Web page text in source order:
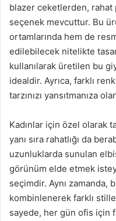
blazer ceketlerden,
seçenek mevcuttur. Bu
ortamlarında hem de
edilebilecek nitelikte
kullanılarak üretilen bu
idealdir. Ayrıca, farklı
tarzınızı yansıtmanıza
Kadınlar için özel olarak
yanı sıra rahatlığı da
uzunluklarda sunulan
görünüm elde etmek
seçimdir. Aynı zamanda,
kombinlenerek farklı
sayede, her gün ofis için